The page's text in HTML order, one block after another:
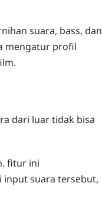
suara, bass, dan
mengatur profil
dari luar tidak bisa
fitur ini
input suara tersebut,